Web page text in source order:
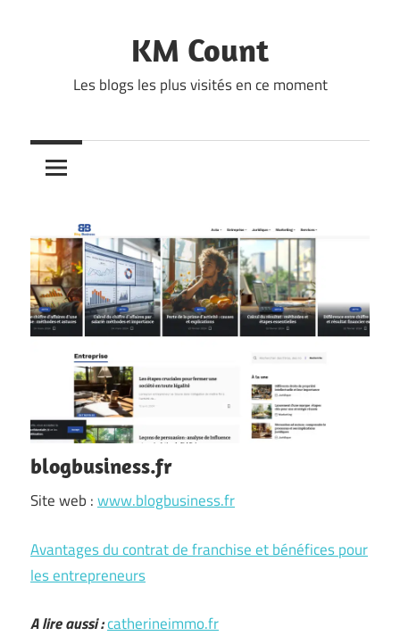
KM Count
Les blogs les plus visités en ce moment
blogbusiness.fr
Site web :www.blogbusiness.fr
Avantages du contrat de franchise et bénéfices pour
les entrepreneurs
A lire aussi :catherineimmo.fr